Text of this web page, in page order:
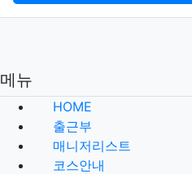
메뉴
HOME
출근부
매니저리스트
코스안내